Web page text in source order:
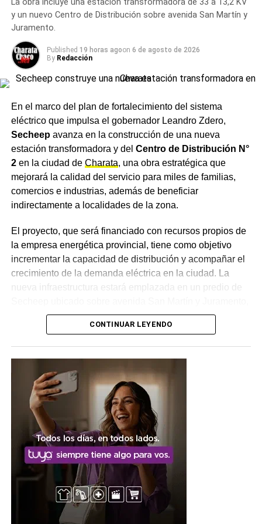
Másnoticias de CharataenCharataChaco.Net.
La obra incluye una estación transformadora de 33 a 13,2 KV
y un nuevo Centro de Distribución sobre avenida San Martín y
Juramento.
Published 19 horas agoon 6 de agosto de 2026
By Redacción
En el marco del plan de fortalecimiento del sistema
eléctrico que impulsa el gobernador Leandro Zdero,
Secheepavanza en la construcción de una nueva
estación transformadora y del Centro de Distribución N°
2en la ciudad de Charata, una obra estratégica que
mejorará la calidad del servicio para miles de familias,
comercios e industrias, además de beneficiar
indirectamente a localidades de la zona.
El proyecto, que será financiado con recursos propios de
la empresa energética provincial, tiene como objetivo
incrementar la capacidad de distribución y acompañar el
crecimiento de la demanda eléctrica en la ciudad. La
nueva infraestructura estará emplazada en un predio de
donde funcionó la antigua usina eléctrica.
Las características técnicas de
la obra
La obra contempla la construcción de una
transformadora
de rebaje de 33 a 13,2 KV, equipada
con un transformador de potencia de 16 MVA y todos los
sistemas de protección, maniobra, medición y
telecomando necesarios para garantizar un
funcionamiento seguro y eficiente. Será alimentada por
una nueva línea aérea de media tensión de 33 KV, con
una extensión de 3.520 metros, que se conectará con la
nueva estación transformadora de alta tensión ya
construida, además de un tramo de línea subterránea de
CONTINUAR LEYENDO